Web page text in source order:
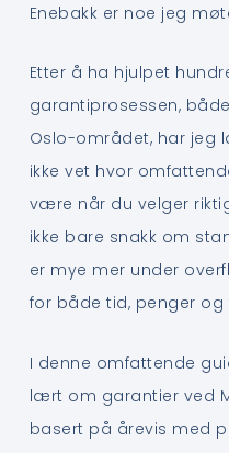
Enebakk er noe jeg
Etter å ha hjulpet
garantiprosessen,
Oslo-området, har jeg
ikke vet hvor
være når du velger
ikke bare snakk om
er mye mer under
for både tid, penger og
I denne omfattende
lært om garantier ved
basert på årevis med